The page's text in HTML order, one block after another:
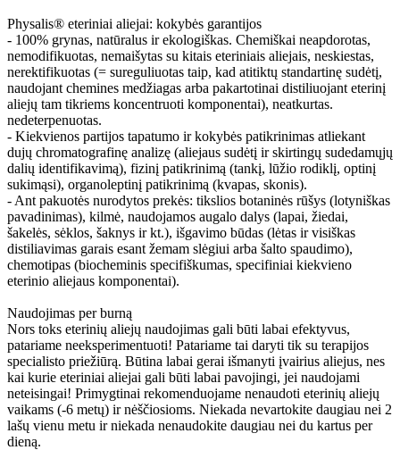
Physalis® eteriniai aliejai: kokybės garantijos
- 100% grynas, natūralus ir ekologiškas. Chemiškai neapdorotas,
nemodifikuotas, nemaišytas su kitais eteriniais aliejais, neskiestas,
nerektifikuotas (= sureguliuotas taip, kad atitiktų standartinę sudėtį,
naudojant chemines medžiagas arba pakartotinai distiliuojant eterinį
aliejų tam tikriems koncentruoti komponentai), neatkurtas.
nedeterpenuotas.
- Kiekvienos partijos tapatumo ir kokybės patikrinimas atliekant
dujų chromatografinę analizę (aliejaus sudėtį ir skirtingų sudedamųjų
dalių identifikavimą), fizinį patikrinimą (tankį, lūžio rodiklį, optinį
sukimąsi), organoleptinį patikrinimą (kvapas, skonis).
- Ant pakuotės nurodytos prekės: tikslios botaninės rūšys (lotyniškas
pavadinimas), kilmė, naudojamos augalo dalys (lapai, žiedai,
šakelės, sėklos, šaknys ir kt.), išgavimo būdas (lėtas ir visiškas
distiliavimas garais esant žemam slėgiui arba šalto spaudimo),
chemotipas (biocheminis specifiškumas, specifiniai kiekvieno
eterinio aliejaus komponentai).
Naudojimas per burną
Nors toks eterinių aliejų naudojimas gali būti labai efektyvus,
patariame neeksperimentuoti! Patariame tai daryti tik su terapijos
specialisto priežiūrą. Būtina labai gerai išmanyti įvairius aliejus, nes
kai kurie eteriniai aliejai gali būti labai pavojingi, jei naudojami
neteisingai! Primygtinai rekomenduojame nenaudoti eterinių aliejų
vaikams (-6 metų) ir nėščiosioms. Niekada nevartokite daugiau nei 2
lašų vienu metu ir niekada nenaudokite daugiau nei du kartus per
dieną.